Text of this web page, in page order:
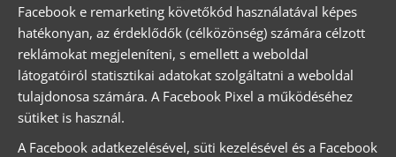
Facebook e remarketing követőkód használatával képes
hatékonyan, az érdeklődők (célközönség) számára célzott
reklámokat megjeleníteni, s emellett a weboldal
látogatóiról statisztikai adatokat szolgáltatni a weboldal
tulajdonosa számára. A Facebook Pixel a működéséhez
sütiket is használ.
A Facebook adatkezelésével, süti kezelésével és a Facebook